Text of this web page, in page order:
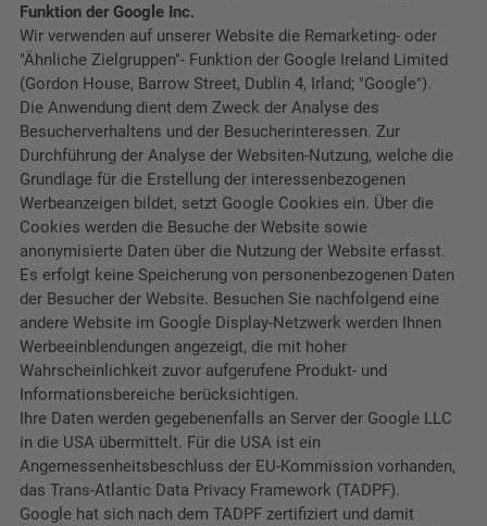
Funktion der Google Inc.
Wir verwenden auf unserer Website die Remarketing- oder
"Ähnliche Zielgruppen"- Funktion der Google Ireland Limited
(Gordon House, Barrow Street, Dublin 4, Irland; "Google").
Die Anwendung dient dem Zweck der Analyse des
Besucherverhaltens und der Besucherinteressen. Zur
Durchführung der Analyse der Websiten-Nutzung, welche die
Grundlage für die Erstellung der interessenbezogenen
Werbeanzeigen bildet, setzt Google Cookies ein. Über die
Cookies werden die Besuche der Website sowie
anonymisierte Daten über die Nutzung der Website erfasst.
Es erfolgt keine Speicherung von personenbezogenen Daten
der Besucher der Website. Besuchen Sie nachfolgend eine
andere Website im Google Display-Netzwerk werden Ihnen
Werbeeinblendungen angezeigt, die mit hoher
Wahrscheinlichkeit zuvor aufgerufene Produkt- und
Informationsbereiche berücksichtigen.
Ihre Daten werden gegebenenfalls an Server der Google LLC
in die USA übermittelt. Für die USA ist ein
Angemessenheitsbeschluss der EU-Kommission vorhanden,
das Trans-Atlantic Data Privacy Framework (TADPF).
Google hat sich nach dem TADPF zertifiziert und damit